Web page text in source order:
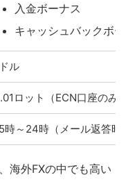
入金ボーナス
キャッシュバックボ
ル
ロット（ECN口座のみ
時～24時（メール返答時
海外FXの中でも高い